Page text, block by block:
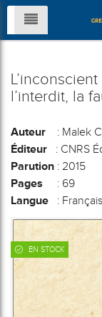
l’interdit, la
Auteur : Malek
Éditeur : CNRS
Parution : 2015
Pages : 69
Langue : Français
EN STOCK